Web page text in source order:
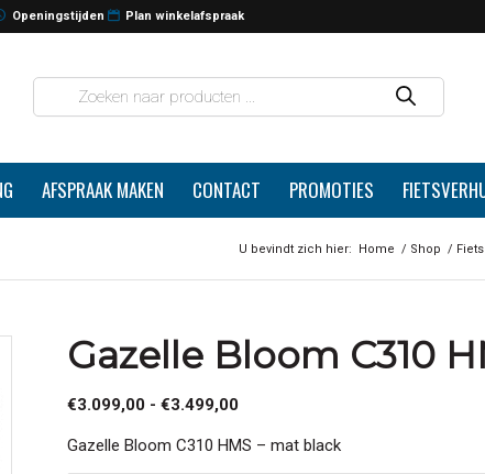
Openingstijden Plan winkelafspraak
AFSPRAAK MAKEN CONTACT PROMOTIES
U bevindt zich hier: Home / Shop /
Gazelle Bloom C310
€3.099,00 - €3.499,00Prijsklasse:
tot
Gazelle Bloom C310 HMS – mat black